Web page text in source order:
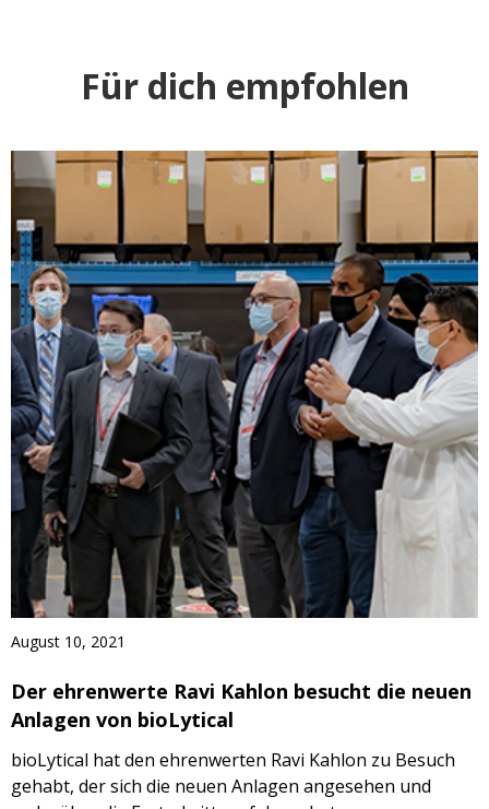
Für dich empfohlen
August 10, 2021
Der ehrenwerte Ravi Kahlon besucht die neuen
Anlagen von bioLytical
bioLytical hat den ehrenwerten Ravi Kahlon zu Besuch
gehabt, der sich die neuen Anlagen angesehen und